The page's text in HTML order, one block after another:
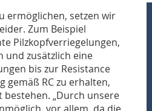
ermöglichen, setzen wir
Zum Beispiel
Pilzkopfverriegelungen,
und zusätzlich eine
bis zur Resistance
gemäß RC zu erhalten,
„Durch unsere